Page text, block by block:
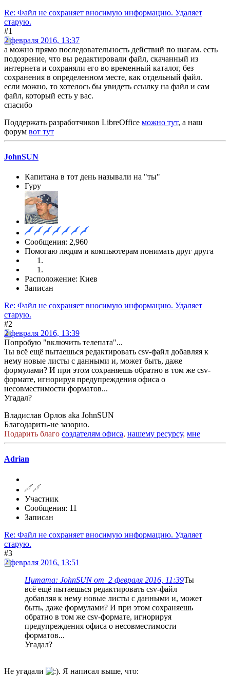
Re: Файл не сохраняет вносимую информацию. Удаляет
старую.
#1
2 февраля 2016, 13:37
а можно прямо последовательность действий по шагам. есть
подозрение, что вы редактировали файл, скачанный из
интернета и сохраняли его во временный каталог, без
сохранения в определенном месте, как отдельный файл.
если можно, то хотелось бы увидеть ссылку на файл и сам
файл, который есть у вас.
спасибо
Поддержать разработчиков LibreOffice можно тут, а наш
форум вот тут
JohnSUN
Капитана в тот день называли на "ты"
Гуру
Сообщения: 2,960
Помогаю людям и компьютерам понимать друг друга
Расположение: Киев
Записан
Re: Файл не сохраняет вносимую информацию. Удаляет
старую.
#2
2 февраля 2016, 13:39
Попробую "включить телепата"...
Ты всё ещё пытаешься редактировать csv-файл добавляя к
нему новые листы с данными и, может быть, даже
формулами? И при этом сохраняешь обратно в том же csv-
формате, игнорируя предупреждения офиса о
несовместимости форматов...
Угадал?
Владислав Орлов aka JohnSUN
Благодарить-не зазорно.
Подарить благо создателям офиса, нашему ресурсу, мне
Adrian
Участник
Сообщения: 11
Записан
Re: Файл не сохраняет вносимую информацию. Удаляет
старую.
#3
2 февраля 2016, 13:51
Цитата: JohnSUN от 2 февраля 2016, 11:39Ты
всё ещё пытаешься редактировать csv-файл
добавляя к нему новые листы с данными и, может
быть, даже формулами? И при этом сохраняешь
обратно в том же csv-формате, игнорируя
предупреждения офиса о несовместимости
форматов...
Угадал?
Не угадали . Я написал выше, что: